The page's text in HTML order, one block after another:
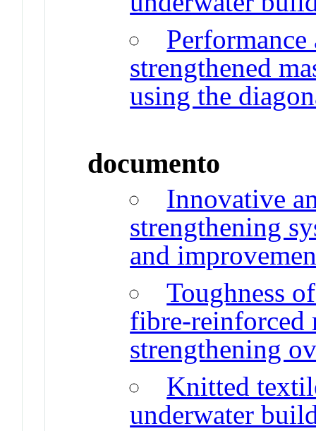
Performance
strengthened
using the
documento
Innovative
strengthening
and
Toughness
fibre-reinforced
strengthening
Knitted
underwater